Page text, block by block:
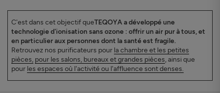
C'est dans cet objectif queTEQOYA a développé une
technologie d'ionisation sans ozone : offrir un air pur à tous, et
en particulier aux personnes dont la santé est fragile.
Retrouvez nos purificateurs pour la chambre et les petites
pièces, pour les salons, bureaux et grandes pièces, ainsi que
pour les espaces où l'activité ou l'affluence sont denses.